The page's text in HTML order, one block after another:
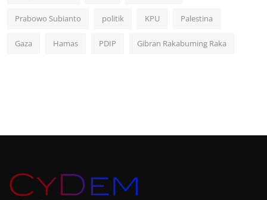
Prabowo Subianto politik KPU Palestina
Gaza Hamas PDIP Gibran Rakabuming Raka